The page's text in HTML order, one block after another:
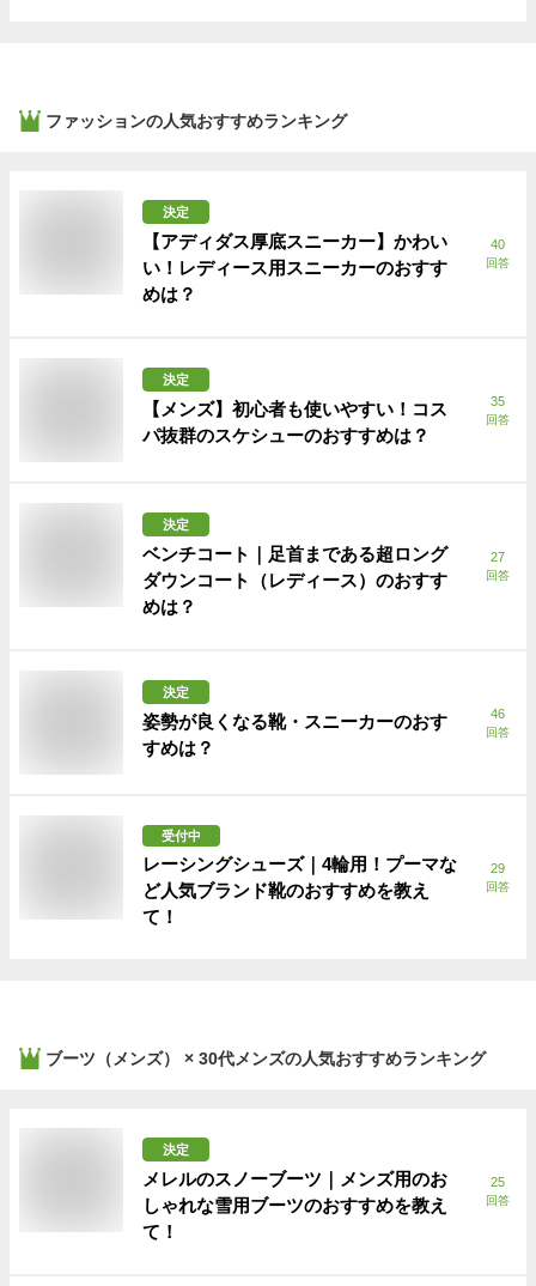
ファッションの人気おすすめランキング
決定
【アディダス厚底スニーカー】かわい
い！レディース用スニーカーのおすす
めは？
40
回答
決定
【メンズ】初心者も使いやすい！コス
パ抜群のスケシューのおすすめは？
35
回答
決定
ベンチコート｜足首まである超ロング
ダウンコート（レディース）のおすす
めは？
27
回答
決定
姿勢が良くなる靴・スニーカーのおす
すめは？
46
回答
受付中
レーシングシューズ｜4輪用！プーマな
ど人気ブランド靴のおすすめを教え
て！
29
回答
ブーツ（メンズ） × 30代メンズの人気おすすめランキング
決定
メレルのスノーブーツ｜メンズ用のお
しゃれな雪用ブーツのおすすめを教え
て！
25
回答